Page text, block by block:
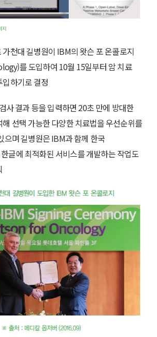
천대 길병원이 IBM의 왓슨 포 온콜로지
를 도입하여 10월 15일부터 암 치료
하기로 결정
사 결과 등을 입력하면 20초 만에 방대한
선택 가능한 다양한 치료법을 우선순위를
으며 길병원은 IBM과 함께 한국
글에 최적화된 서비스를 개발하는 작업도